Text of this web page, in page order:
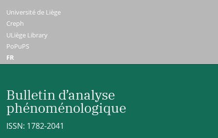
Université de Liège
Creph
ULiège Library
PoPuPS
FR
Bulletin d’analyse
phénoménologique
ISSN: 1782-2041